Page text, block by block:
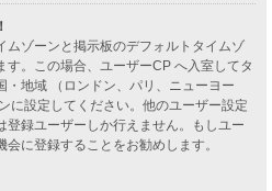
ムゾーンと掲示板のデフォルトタイムゾ
す。この場合、ユーザーCP へ入室してタ
・地域 （ロンドン、パリ、ニューヨー
に設定してください。他のユーザー設定
登録ユーザーしか行えません。もしユー
に登録することをお勧めします。